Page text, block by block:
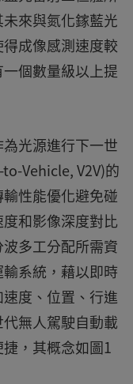
來與氮化鎵藍光
成像感測速度較
個數量級以上提
光源進行下一世
Vehicle, V2V)的
性能優化避免碰
和影像深度對比
多工分配所需資
系統，藉以即時
度、位置、行進
無人駕駛自動載
，其概念如圖1